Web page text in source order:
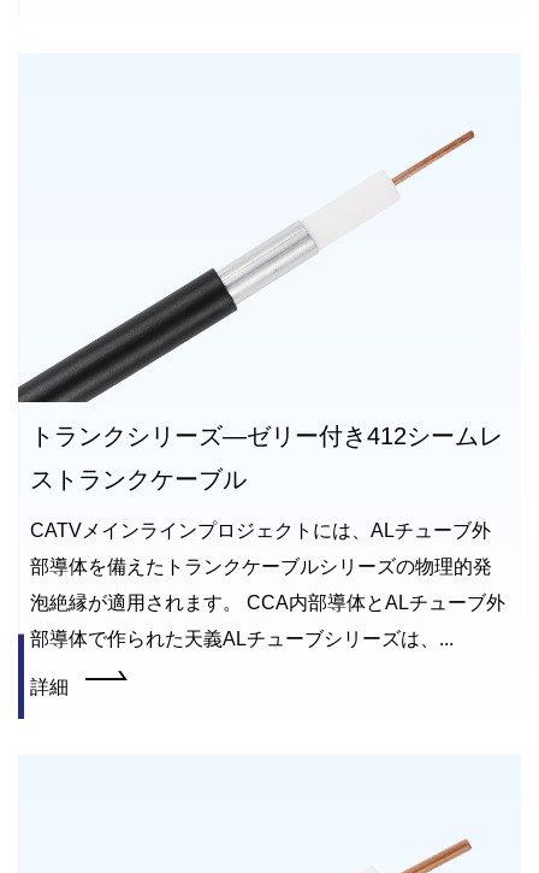
トランクシリーズ—ゼリー付き412シームレ
ストランクケーブル
CATVメインラインプロジェクトには、ALチューブ外
部導体を備えたトランクケーブルシリーズの物理的発
泡絶縁が適用されます。 CCA内部導体とALチューブ外
部導体で作られた天義ALチューブシリーズは、...
詳細